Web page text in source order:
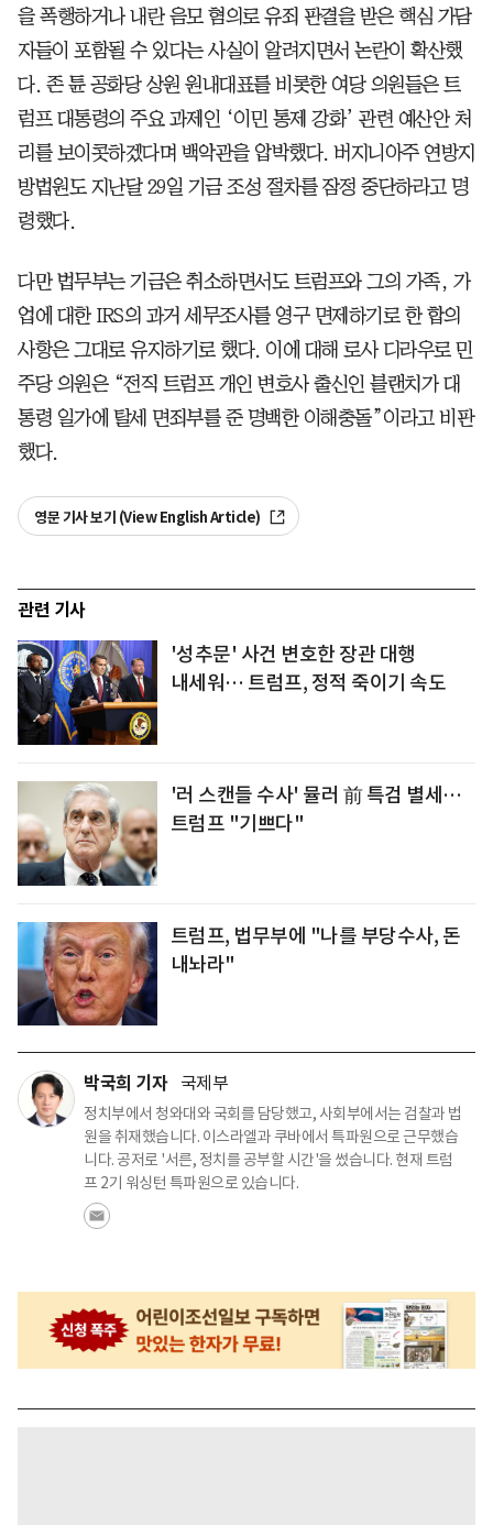
을 폭행하거나 내란 음모 혐의로 유죄 판결을 받은 핵심 가담
자들이 포함될 수 있다는 사실이 알려지면서 논란이 확산했
다. 존 튠 공화당 상원 원내대표를 비롯한 여당 의원들은 트
럼프 대통령의 주요 과제인 ‘이민 통제 강화’ 관련 예산안 처
리를 보이콧하겠다며 백악관을 압박했다. 버지니아주 연방지
방법원도 지난달 29일 기금 조성 절차를 잠정 중단하라고 명
령했다.
다만 법무부는 기금은 취소하면서도 트럼프와 그의 가족, 가
업에 대한 IRS의 과거 세무조사를 영구 면제하기로 한 합의
사항은 그대로 유지하기로 했다. 이에 대해 로사 디라우로 민
주당 의원은 “전직 트럼프 개인 변호사 출신인 블랜치가 대
통령 일가에 탈세 면죄부를 준 명백한 이해충돌”이라고 비판
했다.
영문 기사 보기 (View English Article)
관련 기사
'성추문' 사건 변호한 장관 대행
내세워… 트럼프, 정적 죽이기 속도
'러 스캔들 수사' 뮬러 前 특검 별세…
트럼프 "기쁘다"
트럼프, 법무부에 "나를 부당수사, 돈
내놔라"
박국희 기자 국제부
정치부에서 청와대와 국회를 담당했고, 사회부에서는 검찰과 법
원을 취재했습니다. 이스라엘과 쿠바에서 특파원으로 근무했습
니다. 공저로 '서른, 정치를 공부할 시간'을 썼습니다. 현재 트럼
프 2기 워싱턴 특파원으로 있습니다.